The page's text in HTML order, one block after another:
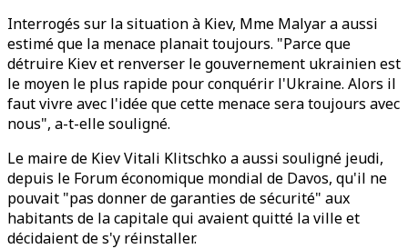
Interrogés sur la situation à Kiev, Mme Malyar a aussi
estimé que la menace planait toujours. "Parce que
détruire Kiev et renverser le gouvernement ukrainien est
le moyen le plus rapide pour conquérir l'Ukraine. Alors il
faut vivre avec l'idée que cette menace sera toujours avec
nous", a-t-elle souligné.
Le maire de Kiev Vitali Klitschko a aussi souligné jeudi,
depuis le Forum économique mondial de Davos, qu'il ne
pouvait "pas donner de garanties de sécurité" aux
habitants de la capitale qui avaient quitté la ville et
décidaient de s'y réinstaller.